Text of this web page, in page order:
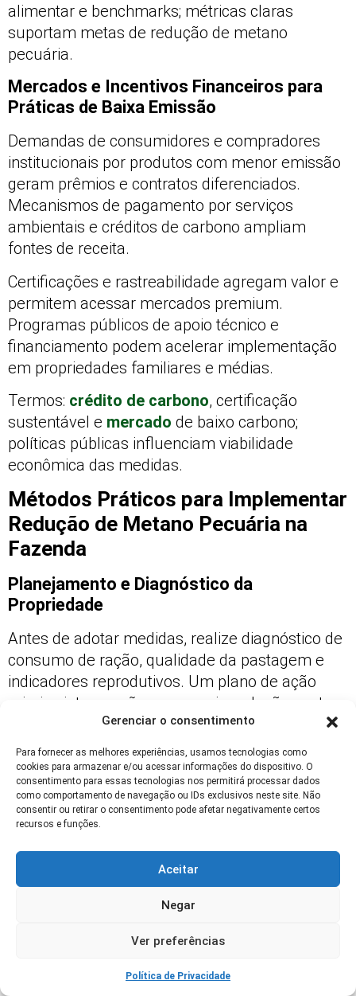
Gerenciar o consentimento
Para fornecer as melhores experiências, usamos tecnologias como
cookies para armazenar e/ou acessar informações do dispositivo. O
consentimento para essas tecnologias nos permitirá processar dados
como comportamento de navegação ou IDs exclusivos neste site. Não
consentir ou retirar o consentimento pode afetar negativamente certos
recursos e funções.
Aceitar
Negar
Ver preferências
Política de Privacidade
alimentar e benchmarks; métricas claras
suportam metas de redução de metano
pecuária.
Mercados e Incentivos Financeiros para
Práticas de Baixa Emissão
Demandas de consumidores e compradores
institucionais por produtos com menor emissão
geram prêmios e contratos diferenciados.
Mecanismos de pagamento por serviços
ambientais e créditos de carbono ampliam
fontes de receita.
Certificações e rastreabilidade agregam valor e
permitem acessar mercados premium.
Programas públicos de apoio técnico e
financiamento podem acelerar implementação
em propriedades familiares e médias.
Termos: crédito de carbono, certificação
sustentável e mercado de baixo carbono;
políticas públicas influenciam viabilidade
econômica das medidas.
Métodos Práticos para Implementar
Redução de Metano Pecuária na
Fazenda
Planejamento e Diagnóstico da
Propriedade
Antes de adotar medidas, realize diagnóstico de
consumo de ração, qualidade da pastagem e
indicadores reprodutivos. Um plano de ação
prioriza intervenções com maior relação custo-
benefício e menor risco operacional.
Use amostras de forragem, análises
laboratoriais e avaliações de condição corporal
para ajustar dietas. O monitoramento inicial cria
linha de base para medir reduções de metano
Termos: diagnóstico de fazenda, balanço
nutritivo e linha de base; planejamento reduz
chance de sucesso.
Treinamento da Equipe e Mudanças de